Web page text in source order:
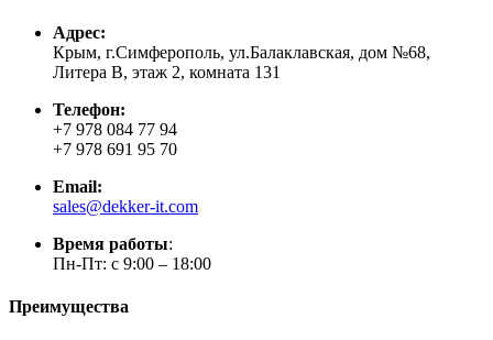
Адрес:
Крым, г.Симферополь, ул.Балаклавская, дом №68,
Литера В, этаж 2, комната 131
Телефон:
+7 978 084 77 94
+7 978 691 95 70
Email:
sales@dekker-it.com
Время работы:
Пн-Пт: с 9:00 – 18:00
Преимущества